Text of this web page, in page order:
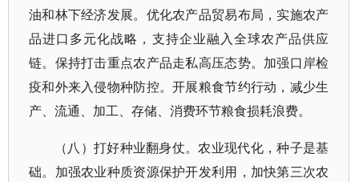
油和林下经济发展。优化农产品贸易布局，实施农产
品进口多元化战略，支持企业融入全球农产品供应
链。保持打击重点农产品走私高压态势。加强口岸检
疫和外来入侵物种防控。开展粮食节约行动，减少生
产、流通、加工、存储、消费环节粮食损耗浪费。
（八）打好种业翻身仗。农业现代化，种子是基
础。加强农业种质资源保护开发利用，加快第三次农